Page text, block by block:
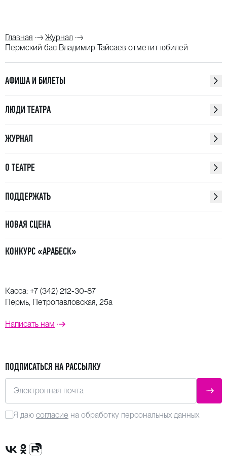
Главная
Журнал
Пермский бас Владимир Тайсаев отметит юбилей
АФИША И БИЛЕТЫ
ЛЮДИ ТЕАТРА
ЖУРНАЛ
О ТЕАТРЕ
ПОДДЕРЖАТЬ
НОВАЯ СЦЕНА
КОНКУРС «АРАБЕСК»
Касса: +7 (342) 212-30-87
Пермь, Петропавловская, 25а
Написать нам
ПОДПИСАТЬСЯ НА РАССЫЛКУ
Электронная почта
Я даю согласие на обработку персональных данных
Сообщество VK
Группа в одноклассниках
Канал Rutube